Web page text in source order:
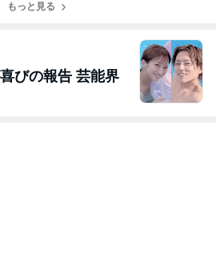
もっと見る
びの報告 芸能界